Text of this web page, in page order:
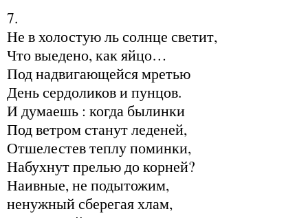
7.
Не в холостую ль солнце светит,
Что выедено, как яйцо…
Под надвигающейся мретью
День сердоликов и пунцов.
И думаешь : когда былинки
Под ветром станут леденей,
Отшелестев теплу поминки,
Набухнут прелью до корней?
Наивные, не подытожим,
ненужный сберегая хлам,